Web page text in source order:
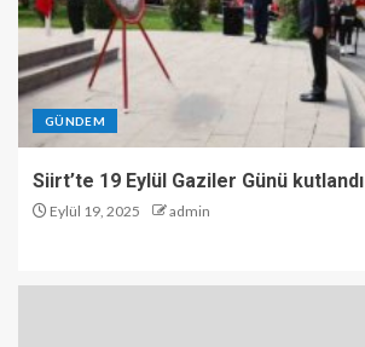
GÜNDEM
Siirt’te 19 Eylül Gaziler Günü kutlandı
Eylül 19, 2025 admin